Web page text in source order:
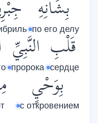
بِشَأْنِهِ
по его делу
قَلْبِ
сердце
النَّبِيِّ
пророка
بِوَحْيٍ
с откровением